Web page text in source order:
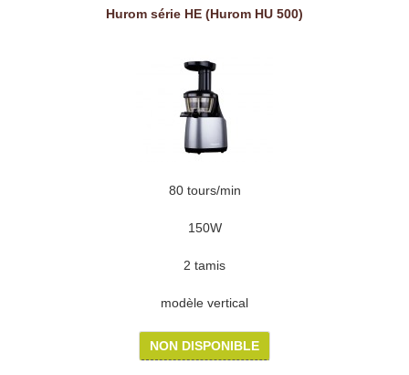
Hurom série HE (Hurom HU 500)
80 tours/min
150W
2 tamis
modèle vertical
NON DISPONIBLE